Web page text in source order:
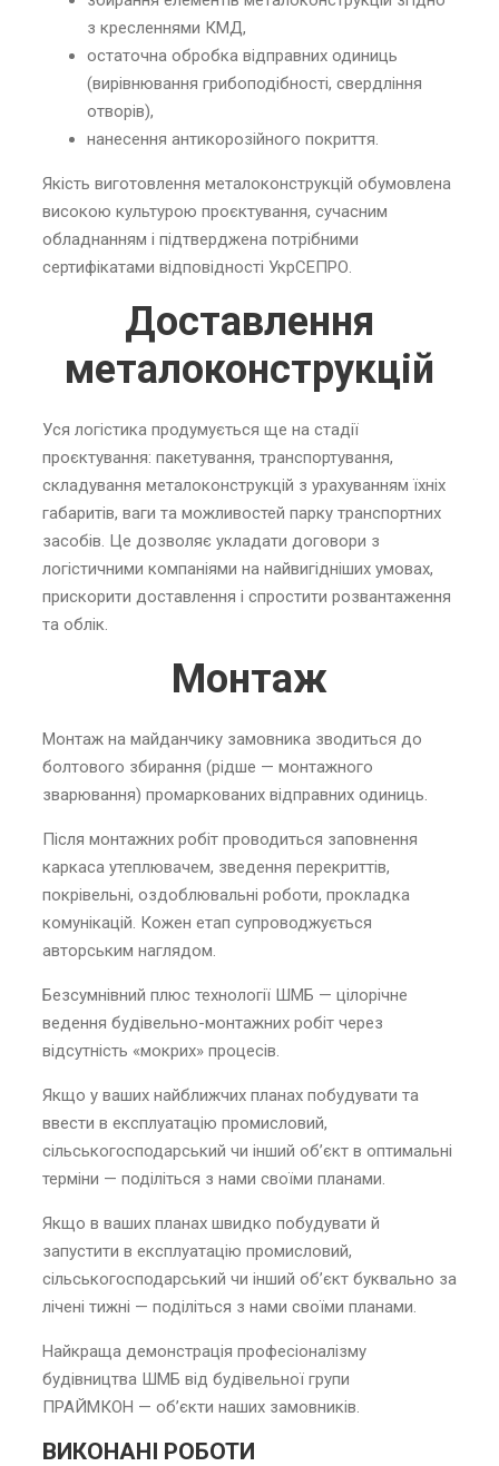
з кресленнями КМД,
остаточна обробка відправних одиниць
(вирівнювання грибоподібності, свердління
отворів),
нанесення антикорозійного покриття.
Якість виготовлення металоконструкцій обумовлена
високою культурою проєктування, сучасним
обладнанням і підтверджена потрібними
сертифікатами відповідності УкрСЕПРО.
Доставлення
металоконструкцій
Уся логістика продумується ще на стадії
проєктування: пакетування, транспортування,
складування металоконструкцій з урахуванням їхніх
габаритів, ваги та можливостей парку транспортних
засобів. Це дозволяє укладати договори з
логістичними компаніями на найвигідніших умовах,
прискорити доставлення і спростити розвантаження
та облік.
Монтаж
Монтаж на майданчику замовника зводиться до
болтового збирання (рідше — монтажного
зварювання) промаркованих відправних одиниць.
Після монтажних робіт проводиться заповнення
каркаса утеплювачем, зведення перекриттів,
покрівельні, оздоблювальні роботи, прокладка
комунікацій. Кожен етап супроводжується
авторським наглядом.
Безсумнівний плюс технології ШМБ — цілорічне
ведення будівельно-монтажних робіт через
відсутність «мокрих» процесів.
Якщо у ваших найближчих планах побудувати та
ввести в експлуатацію промисловий,
сільськогосподарський чи інший об’єкт в оптимальні
терміни — поділіться з нами своїми планами.
Якщо в ваших планах швидко побудувати й
запустити в експлуатацію промисловий,
сільськогосподарський чи інший об’єкт буквально за
лічені тижні — поділіться з нами своїми планами.
Найкраща демонстрація професіоналізму
будівництва ШМБ від будівельної групи
ПРАЙМКОН — об’єкти наших замовників.
ВИКОНАНІ РОБОТИ